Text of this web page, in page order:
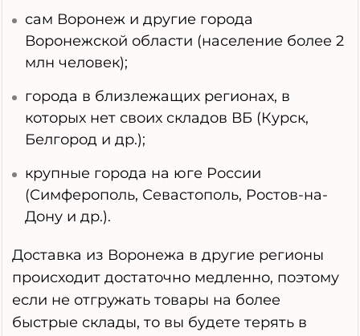
сам Воронеж и другие города
Воронежской области (население более 2
млн человек);
города в близлежащих регионах, в
которых нет своих складов ВБ (Курск,
Белгород и др.);
крупные города на юге России
(Симферополь, Севастополь, Ростов-на-
Дону и др.).
Доставка из Воронежа в другие регионы
происходит достаточно медленно, поэтому
если не отгружать товары на более
быстрые склады, то вы будете терять в